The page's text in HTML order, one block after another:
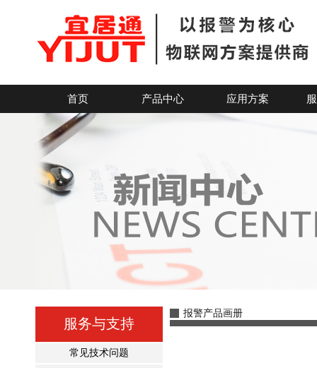
首页 产品中心 应用方案
报警产品画册
服务与支持
常见技术问题